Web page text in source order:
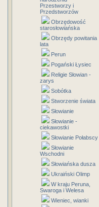
Przestworzy i
Przedstworzów
Obrzędowość
starosłowiańska
Obrzędy powitania
lata
Perun
Pogański Łysiec
Religie Słowian -
zarys
Sobótka
Stworzenie świata
Słowianie
Słowianie -
ciekawostki
Słowianie Połabscy
Słowianie
Wschodni
Słowiańska dusza
Ukraiński Olimp
W kraju Peruna,
Swaroga i Welesa
Wieniec, wianki